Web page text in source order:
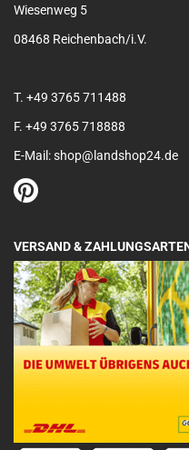
Wiesenweg 5
08468 Reichenbach/i.V.
T. +49 3765 711488
F. +49 3765 718888
E-Mail: shop@landshop24.de
VERSAND &